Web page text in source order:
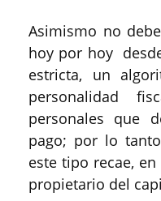
Asimismo no
hoy por hoy
estricta, un
personalidad
personales que
pago; por lo
este tipo recae,
propietario del